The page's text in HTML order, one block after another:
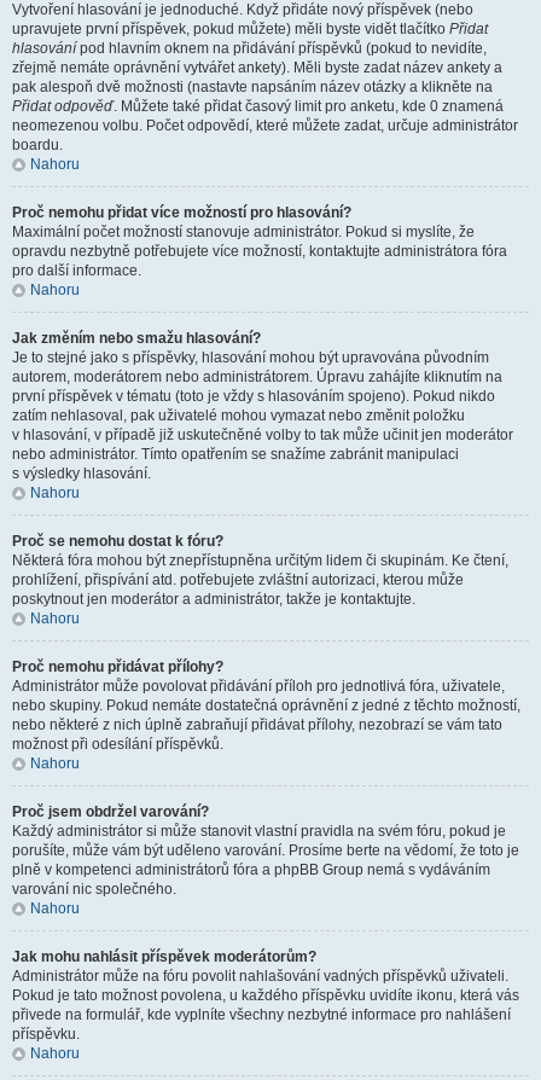
Vytvoření hlasování je jednoduché. Když přidáte nový příspěvek (nebo
upravujete první příspěvek, pokud můžete) měli byste vidět tlačítko Přidat
hlasování pod hlavním oknem na přidávání příspěvků (pokud to nevidíte,
zřejmě nemáte oprávnění vytvářet ankety). Měli byste zadat název ankety a
pak alespoň dvě možnosti (nastavte napsáním název otázky a klikněte na
Přidat odpověď. Můžete také přidat časový limit pro anketu, kde 0 znamená
neomezenou volbu. Počet odpovědí, které můžete zadat, určuje administrátor
boardu.
Nahoru
Proč nemohu přidat více možností pro hlasování?
Maximální počet možností stanovuje administrátor. Pokud si myslíte, že
opravdu nezbytně potřebujete více možností, kontaktujte administrátora fóra
pro další informace.
Nahoru
Jak změním nebo smažu hlasování?
Je to stejné jako s příspěvky, hlasování mohou být upravována původním
autorem, moderátorem nebo administrátorem. Úpravu zahájíte kliknutím na
první příspěvek v tématu (toto je vždy s hlasováním spojeno). Pokud nikdo
zatím nehlasoval, pak uživatelé mohou vymazat nebo změnit položku
v hlasování, v případě již uskutečněné volby to tak může učinit jen moderátor
nebo administrátor. Tímto opatřením se snažíme zabránit manipulaci
s výsledky hlasování.
Nahoru
Proč se nemohu dostat k fóru?
Některá fóra mohou být znepřístupněna určitým lidem či skupinám. Ke čtení,
prohlížení, přispívání atd. potřebujete zvláštní autorizaci, kterou může
poskytnout jen moderátor a administrátor, takže je kontaktujte.
Nahoru
Proč nemohu přidávat přílohy?
Administrátor může povolovat přidávání příloh pro jednotlivá fóra, uživatele,
nebo skupiny. Pokud nemáte dostatečná oprávnění z jedné z těchto možností,
nebo některé z nich úplně zabraňují přidávat přílohy, nezobrazí se vám tato
možnost při odesílání příspěvků.
Nahoru
Proč jsem obdržel varování?
Každý administrátor si může stanovit vlastní pravidla na svém fóru, pokud je
porušíte, může vám být uděleno varování. Prosíme berte na vědomí, že toto je
plně v kompetenci administrátorů fóra a phpBB Group nemá s vydáváním
varování nic společného.
Nahoru
Jak mohu nahlásit příspěvek moderátorům?
Administrátor může na fóru povolit nahlašování vadných příspěvků uživateli.
Pokud je tato možnost povolena, u každého příspěvku uvidíte ikonu, která vás
přivede na formulář, kde vyplníte všechny nezbytné informace pro nahlášení
příspěvku.
Nahoru